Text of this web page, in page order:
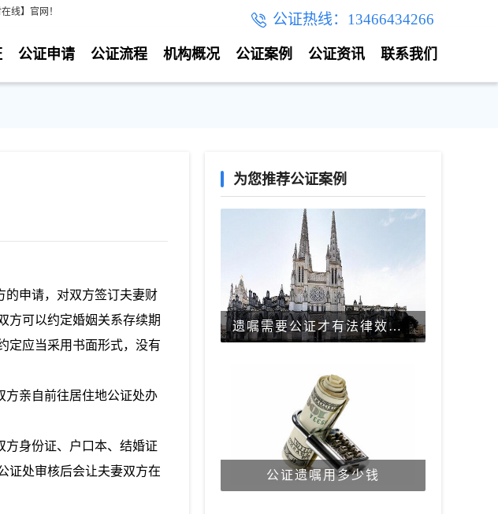
线】官网！ 公证热线：13466434266
联系我们
公证资讯
公证案例
机构概况
公证流程
公证申请
申请，对双方签订夫妻财
方可以约定婚姻关系存续期
定应当采用书面形式，没有
亲自前往居住地公证处办
身份证、户口本、结婚证
证处审核后会让夫妻双方在
为您推荐公证案例
遗嘱需要公证才有法律效力吗？
公证遗嘱用多少钱